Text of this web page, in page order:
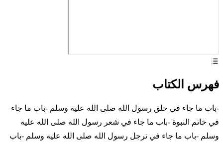
فهرس الكتاب
-باب ما جاء في خلق رسول الله صلى الله عليه وسلم -باب ما جاء
في خاتم النبوة -باب ما جاء في شعر رسول الله صلى الله عليه
وسلم -باب ما جاء في ترجل رسول الله صلى الله عليه وسلم -باب